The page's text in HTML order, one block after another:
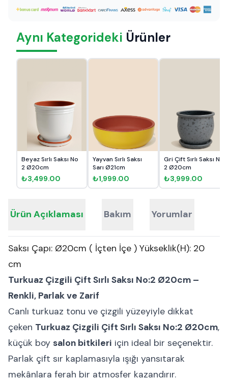
Aynı Kategorideki Ürünler
Beyaz Sırlı Saksı No
2 Ø20cm
₺3,499.00
Yayvan Sırlı Saksı
Sarı Ø21cm
₺1,999.00
Gri Çift Sırlı Saksı No
2 Ø20cm
₺3,999.00
Ürün Açıklaması Bakım Yorumlar
Saksı Çapı: Ø20cm ( İçten İçe ) Yükseklik(H): 20
cm
Turkuaz Çizgili Çift Sırlı Saksı No:2 Ø20cm –
Renkli, Parlak ve Zarif
Canlı turkuaz tonu ve çizgili yüzeyiyle dikkat
çeken Turkuaz Çizgili Çift Sırlı Saksı No:2 Ø20cm,
küçük boy salon bitkileri için ideal bir seçenektir.
Parlak çift sır kaplamasıyla ışığı yansıtarak
mekânlara ferah bir atmosfer kazandırır.